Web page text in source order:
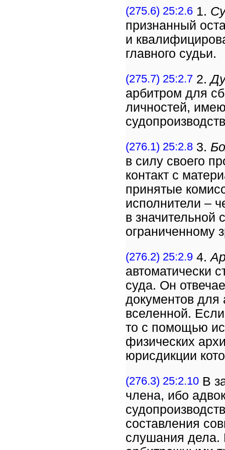
(275.6) 25:2.6 1.
признанный
и
главного судьи.
(275.7) 25:2.7 2.
арбитром для
личностей,
(276.1) 25:2.8 3.
в силу своего
контакт с
принятые
исполнители –
в значительной
ограниченному
(276.2) 25:2.9 4.
автоматически
суда. Он
документов для
вселенной.
то с помощью
физических
юрисдикции
(276.3) 25:2.10 В
члена, ибо
составления
слушания дела.